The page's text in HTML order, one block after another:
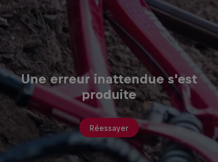
Une erreur inattendue s'est
produite
Réessayer